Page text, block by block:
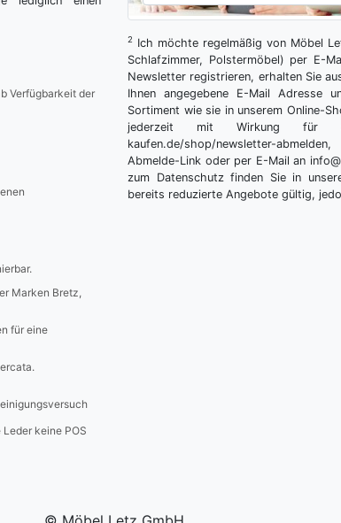
Verfügbarkeit der
Marken Bretz,
für eine
keine POS
2
Ich möchte regelmäßig von Möbel
Schlafzimmer, Polstermöbel) per E-
Newsletter registrieren, erhalten Sie
Ihnen angegebene E-Mail Adresse
Sortiment wie sie in unserem Online-
jederzeit mit Wirkung für
kaufen.de/shop/newsletter-
Abmelde-Link oder per E-Mail an
zum Datenschutz finden Sie in
bereits reduzierte Angebote gültig,